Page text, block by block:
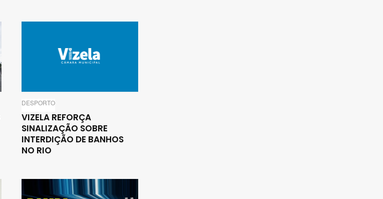
DESPORTO
VIZELA REFORÇA
SINALIZAÇÃO SOBRE
INTERDIÇÃO DE BANHOS
NO RIO